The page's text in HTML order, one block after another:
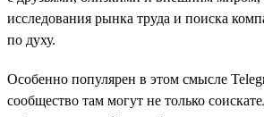
исследования рынка труда и поиска
по духу.
Особенно популярен в этом смысле
сообщество там могут не только